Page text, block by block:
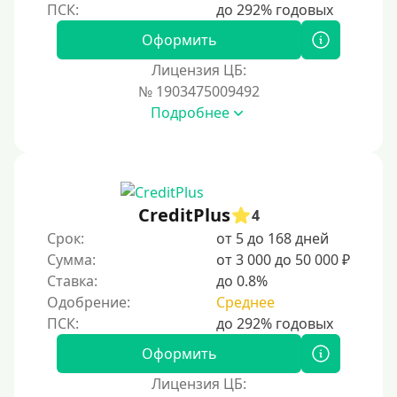
На банковский счет
На карту с нулевым балансом
На дебетовую карту
На кредитную карту
На виртуальную карту
На неименную карту
На именную карту
На зарплатную карту
На чужую карту без отказа
Оформить
Лицензия ЦБ:
№ 1903475009492
Подробнее
CreditPlus
4
Срок:
от 5 до 168 дней
Сумма:
от 3 000 до 50 000 ₽
Ставка:
до 0.8%
Одобрение:
Среднее
Оформить
Лицензия ЦБ: